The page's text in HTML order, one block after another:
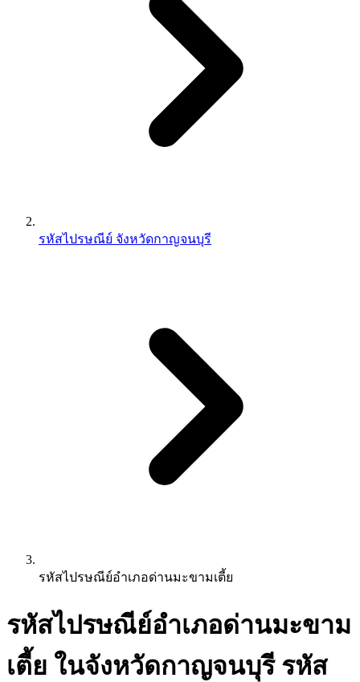
รหัสไปรษณีย์ จังหวัดกาญจนบุรี
รหัสไปรษณีย์อำเภอด่านมะขามเตี้ย
รหัสไปรษณีย์อำเภอด่านมะขาม
เตี้ย ในจังหวัดกาญจนบุรี รหัส